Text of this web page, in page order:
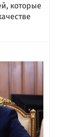
которые